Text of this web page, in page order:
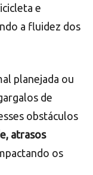
e
a fluidez dos
planejada ou
de
obstáculos
atrasos
os